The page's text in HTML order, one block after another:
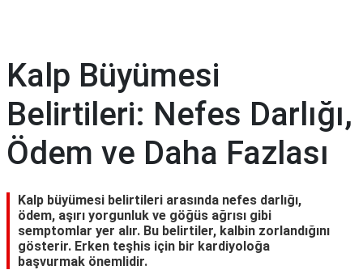
Kalp Büyümesi
Belirtileri: Nefes Darlığı,
Ödem ve Daha Fazlası
Kalp büyümesi belirtileri arasında nefes darlığı,
ödem, aşırı yorgunluk ve göğüs ağrısı gibi
semptomlar yer alır. Bu belirtiler, kalbin zorlandığını
gösterir. Erken teşhis için bir kardiyoloğa
başvurmak önemlidir.